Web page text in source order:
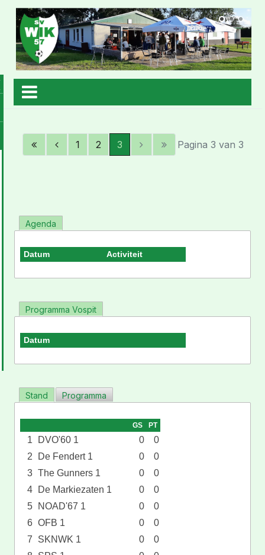
1 2 3 Pagina 3 van 3
Agenda
Datum Activiteit
Programma Vospit
Datum
Stand Programma
GS PT
1 DVO'60 1 0
0
2
De Fendert 1 0
0
3 The Gunners 1 0
0
4
De Markiezaten 1 0
0
5
NOAD'67 1 0
0
6 OFB 1 0
0
7
SKNWK 1 0
0